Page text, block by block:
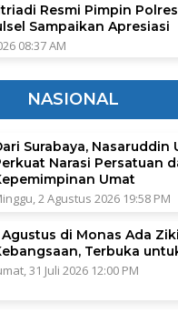
Resmi Pimpin
Sampaikan Apresiasi
08:37 AM
NASIONAL
Surabaya, Nasaruddin
Narasi Persatuan
Umat
2 Agustus 2026 19:58 PM
Agustus di Monas Ada
Terbuka
31 Juli 2026 12:00 PM